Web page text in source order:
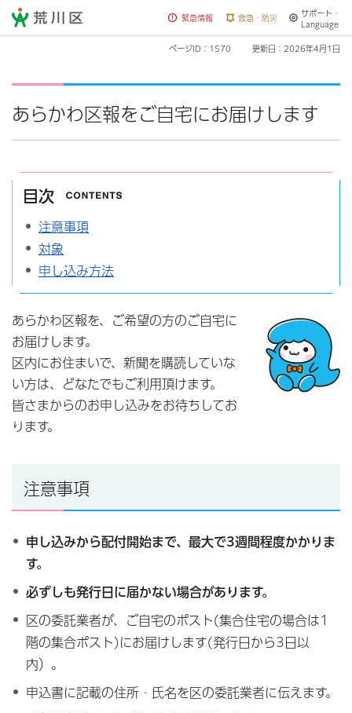
荒川区 緊急情報 救急・防災
サポート・
Language
ページID：1570 更新日：2026年4月1日
あらかわ区報をご自宅にお届けします
目次
注意事項
対象
申し込み方法
あらかわ区報を、ご希望の方のご自宅に
お届けします。
区内にお住まいで、新聞を購読していな
い方は、どなたでもご利用頂けます。
皆さまからのお申し込みをお待ちしてお
ります。
注意事項
申し込みから配付開始まで、最大で3週間程度かかりま
す。
必ずしも発行日に届かない場合があります。
区の委託業者が、ご自宅のポスト(集合住宅の場合は1
階の集合ポスト)にお届けします(発行日から3日以
内）。
申込書に記載の住所・氏名を区の委託業者に伝えます。